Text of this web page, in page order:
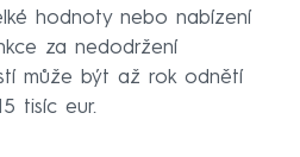
hodnoty nebo nabízení
za nedodržení
může být až rok odnětí
tisíc eur.